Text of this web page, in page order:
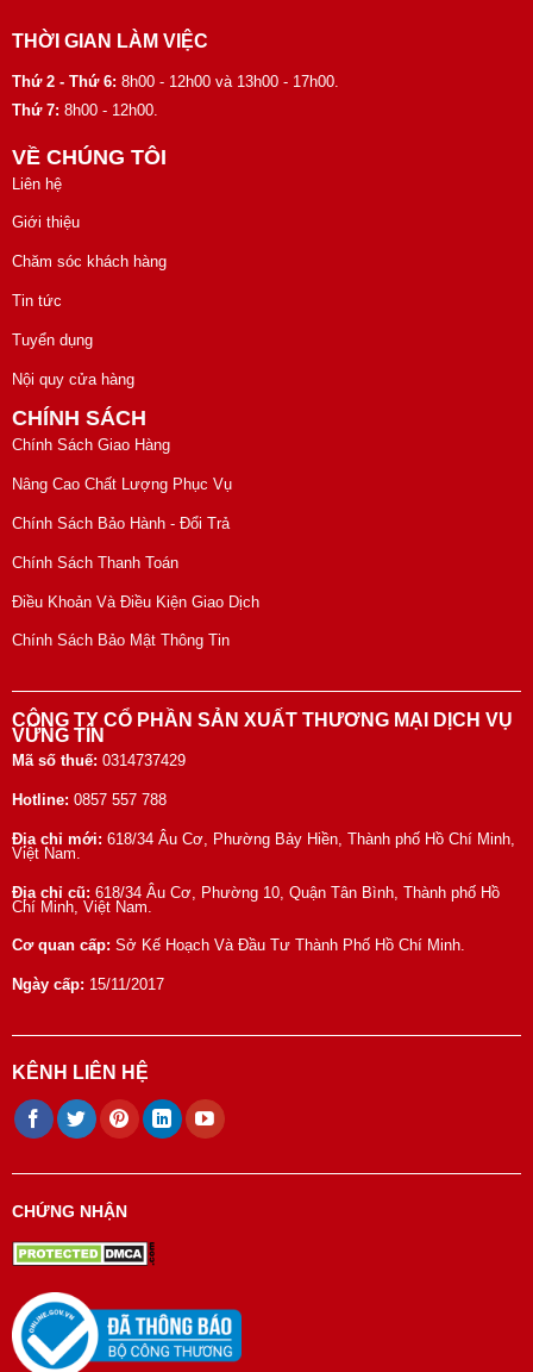
THỜI GIAN LÀM VIỆC
Thứ 2 - Thứ 6: 8h00 - 12h00 và 13h00 - 17h00.
Thứ 7: 8h00 - 12h00.
VỀ CHÚNG TÔI
Liên hệ
Giới thiệu
Chăm sóc khách hàng
Tin tức
Tuyển dụng
Nội quy cửa hàng
CHÍNH SÁCH
Chính Sách Giao Hàng
Nâng Cao Chất Lượng Phục Vụ
Chính Sách Bảo Hành - Đổi Trả
Chính Sách Thanh Toán
Điều Khoản Và Điều Kiện Giao Dịch
Chính Sách Bảo Mật Thông Tin
CÔNG TY CỔ PHẦN SẢN XUẤT THƯƠNG MẠI DỊCH VỤ
VỮNG TÍN
Mã số thuế: 0314737429
Hotline: 0857 557 788
Địa chỉ mới: 618/34 Âu Cơ, Phường Bảy Hiền, Thành phố Hồ Chí Minh,
Việt Nam.
Địa chỉ cũ: 618/34 Âu Cơ, Phường 10, Quận Tân Bình, Thành phố Hồ
Chí Minh, Việt Nam.
Cơ quan cấp: Sở Kế Hoạch Và Đầu Tư Thành Phố Hồ Chí Minh.
Ngày cấp: 15/11/2017
KÊNH LIÊN HỆ
CHỨNG NHẬN